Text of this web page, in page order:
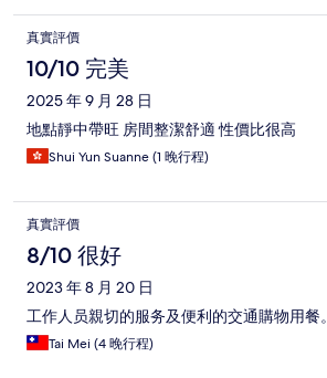
真實評價
10/10 完美
2025 年 9 月 28 日
地點靜中帶旺 房間整潔舒適 性價比很高
Shui Yun Suanne (1 晚行程)
真實評價
8/10 很好
2023 年 8 月 20 日
工作人员親切的服务及便利的交通購物用餐。
Tai Mei (4 晚行程)